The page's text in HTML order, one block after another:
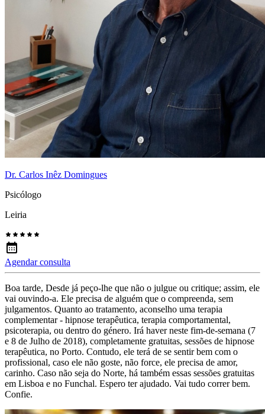
Dr. Carlos Inêz Domingues
Psicólogo
Leiria
Agendar consulta
Boa tarde, Desde já peço-lhe que não o julgue ou critique; assim, ele
vai ouvindo-a. Ele precisa de alguém que o compreenda, sem
julgamentos. Quanto ao tratamento, aconselho uma terapia
complementar - hipnose terapêutica, terapia comportamental,
psicoterapia, ou dentro do género. Irá haver neste fim-de-semana (7
e 8 de Julho de 2018), completamente gratuitas, sessões de hipnose
terapêutica, no Porto. Contudo, ele terá de se sentir bem com o
profissional, caso ele não goste, não force, ele precisa de amor,
carinho. Caso não seja do Norte, há também essas sessões gratuitas
em Lisboa e no Funchal. Espero ter ajudado. Vai tudo correr bem.
Confie.